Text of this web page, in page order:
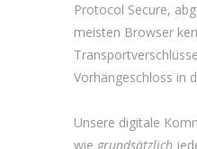
Protocol Secure,
meisten Browser
Vorhängeschloss in
Unsere digitale
wie grundsätzlich